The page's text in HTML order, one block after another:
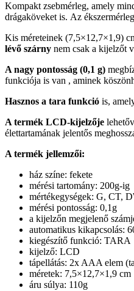
Kompakt zsebmérleg, amely
drágaköveket is. Az ékszermérleg
Kis méreteinek (7,5×12,7×1,9)
lévő szárny nem csak a kijelzőt
A nagy pontosság (0,1 g)
funkciója is van , aminek
Hasznos a tara funkció is,
A termék LCD-kijelzője
élettartamának jelentős
A termék jellemzői:
ház színe: fekete
mérési tartomány: 200g-ig
mértékegységek: G, CT,
mérési pontosság: 0,1g
a kijelzőn megjelenő
automatikus kikapcsolás:
kiegészítő funkció: TARA
kijelző: LCD
tápellátás: 2x AAA elem
méretek: 7,5×12,7×1,9 cm
áru súlya: 110g